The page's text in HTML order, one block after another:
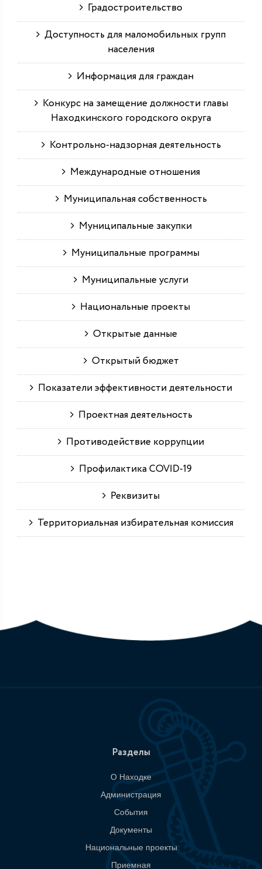
Градостроительство
Доступность для маломобильных групп
населения
Информация для граждан
Конкурс на замещение должности главы
Находкинского городского округа
Контрольно-надзорная деятельность
Международные отношения
Муниципальная собственность
Муниципальные закупки
Муниципальные программы
Муниципальные услуги
Национальные проекты
Открытые данные
Открытый бюджет
Показатели эффективности деятельности
Проектная деятельность
Противодействие коррупции
Профилактика COVID-19
Реквизиты
Территориальная избирательная комиссия
Разделы
О Находке
Администрация
События
Документы
Национальные проекты
Приемная